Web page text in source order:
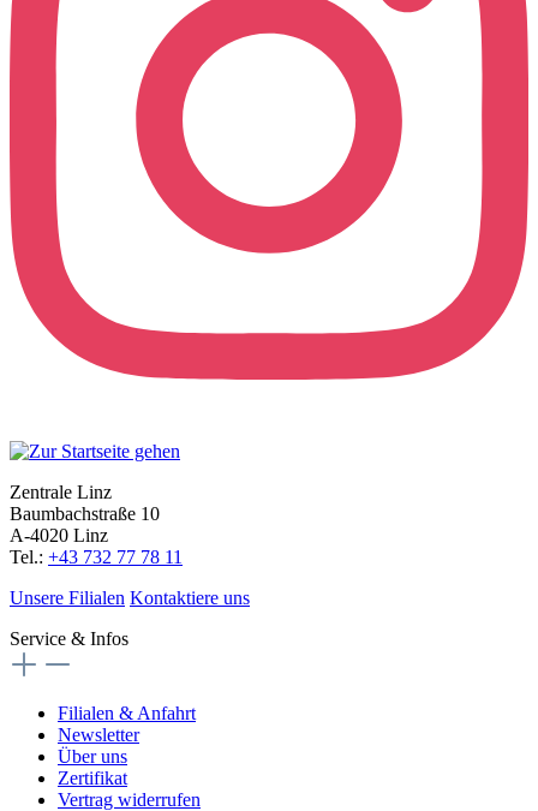
Zentrale Linz
Baumbachstraße 10
A-4020 Linz
Tel.: +43 732 77 78 11
Unsere Filialen Kontaktiere uns
Service & Infos
Filialen & Anfahrt
Newsletter
Über uns
Zertifikat
Vertrag widerrufen